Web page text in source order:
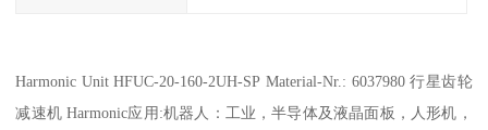
Harmonic Unit HFUC-20-160-2UH-SP Material-Nr.: 6037980 行星齿轮
减速机 Harmonic应用:机器人：工业，半导体及液晶面板，人形机，